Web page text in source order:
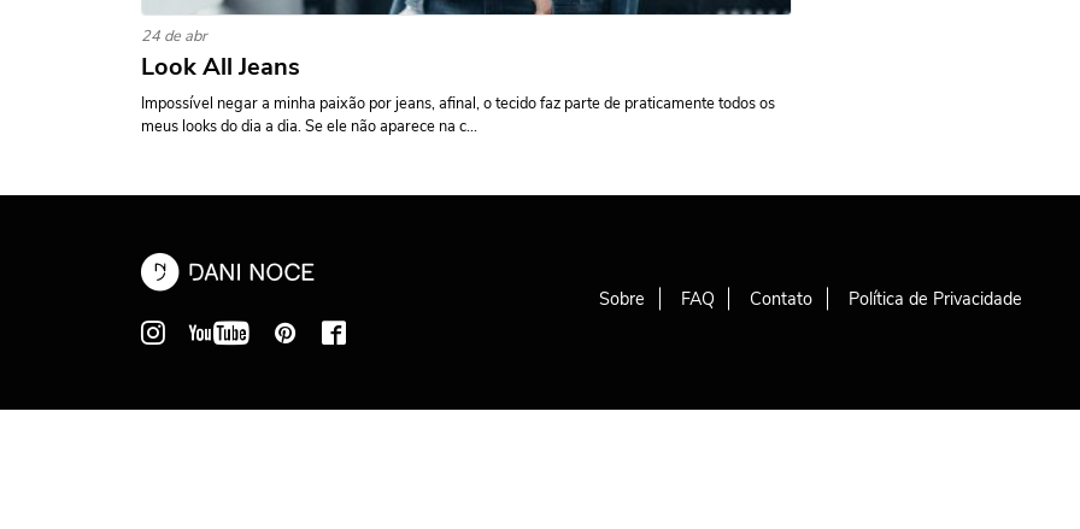
24 de abr
Look All Jeans
Impossível negar a minha paixão por jeans, afinal, o tecido faz parte de praticamente todos os
meus looks do dia a dia. Se ele não aparece na c...
Sobre FAQ Contato Política de Privacidade